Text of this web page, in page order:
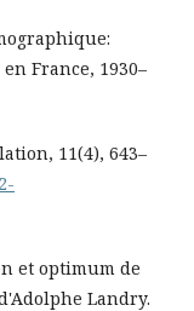
France, 1930–
11(4), 643–
et optimum de
Landry.